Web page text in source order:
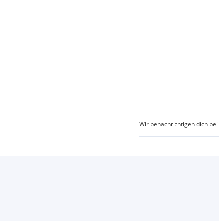
Wir benachrichtigen dich bei